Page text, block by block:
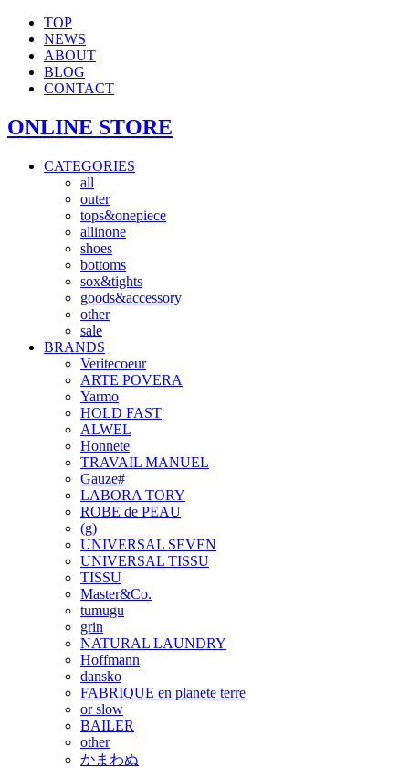
TOP
NEWS
ABOUT
BLOG
CONTACT
ONLINE STORE
CATEGORIES
all
outer
tops&onepiece
allinone
shoes
bottoms
sox&tights
goods&accessory
other
sale
BRANDS
Veritecoeur
ARTE POVERA
Yarmo
HOLD FAST
ALWEL
Honnete
TRAVAIL MANUEL
Gauze#
LABORA TORY
ROBE de PEAU
(g)
UNIVERSAL SEVEN
UNIVERSAL TISSU
TISSU
Master&Co.
tumugu
grin
NATURAL LAUNDRY
Hoffmann
dansko
FABRIQUE en planete terre
or slow
BAILER
other
かまわぬ